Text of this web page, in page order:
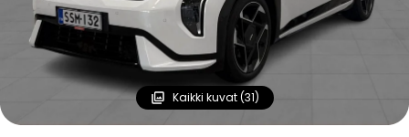
Kaikki kuvat (31)